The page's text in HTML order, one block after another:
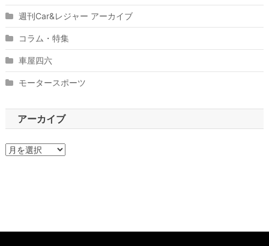
週刊Car&レジャー アーカイブ
コラム・特集
車屋四六
モータースポーツ
アーカイブ
ア